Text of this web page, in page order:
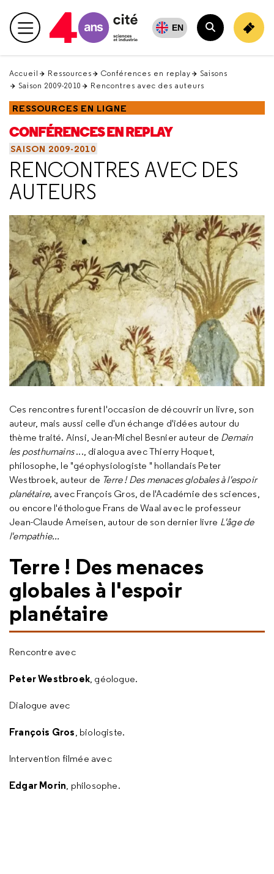
en
haut Menu principal EN
Rechercher
Accueil Ressources Conférences en replay
Saisons
Saison 2009-2010
Rencontres avec des auteurs
RESSOURCES EN LIGNE
CONFÉRENCES EN REPLAY
SAISON 2009-2010
RENCONTRES AVEC DES
AUTEURS
Ces rencontres furent l'occasion de découvrir un livre, son
auteur, mais aussi celle d'un échange d'idées autour du
thème traité. Ainsi, Jean-Michel Besnier auteur de Demain
les posthumains..., dialogua avec Thierry Hoquet,
philosophe, le "géophysiologiste " hollandais Peter
Westbroek, auteur de Terre ! Des menaces globales à l'espoir
planétaire, avec François Gros, de l'Académie des sciences,
ou encore l'éthologue Frans de Waal avec le professeur
Jean-Claude Ameisen, autour de son dernier livre L'âge de
l'empathie...
Terre ! Des menaces
globales à l'espoir
planétaire
Rencontre avec
Peter Westbroek, géologue.
Dialogue avec
François Gros, biologiste.
Intervention filmée avec
Edgar Morin, philosophe.